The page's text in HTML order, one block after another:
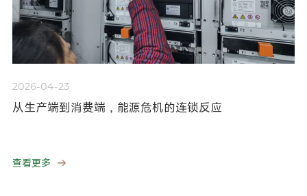
2026-04-23
从生产端到消费端，能源危机的连锁反应
查看更多